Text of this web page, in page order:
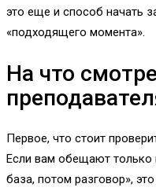
это еще и способ начать
«подходящего момента».
На что
Первое, что стоит
Если вам обещают только
база, потом разговор»,